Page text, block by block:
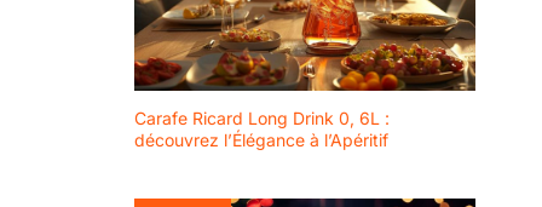
Carafe Ricard Long Drink 0, 6L :
découvrez l’Élégance à l’Apéritif